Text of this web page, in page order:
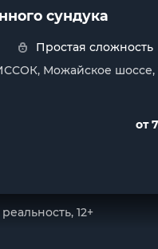
сундука
Простая сложность
Можайское шоссе,
от
12+